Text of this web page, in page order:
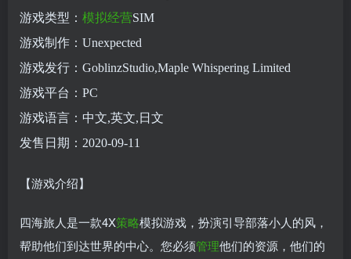
游戏类型： 模拟经营SIM
游戏制作：Unexpected
游戏发行：GoblinzStudio,Maple Whispering Limited
游戏平台：PC
游戏语言：中文,英文,日文
发售日期：2020-09-11
【游戏介绍】
四海旅人是一款4X策略模拟游戏，扮演引导部落小人的风，
帮助他们到达世界的中心。您必须管理他们的资源，他们的